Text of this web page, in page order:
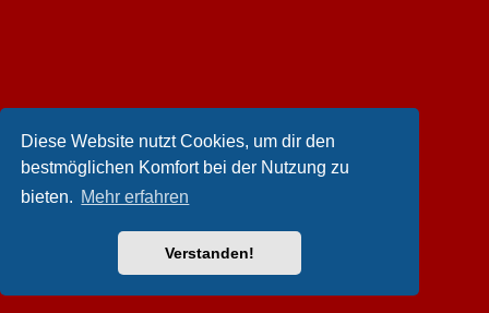
Diese Website nutzt Cookies, um dir den
bestmöglichen Komfort bei der Nutzung zu
bieten. Mehr erfahren
Verstanden!